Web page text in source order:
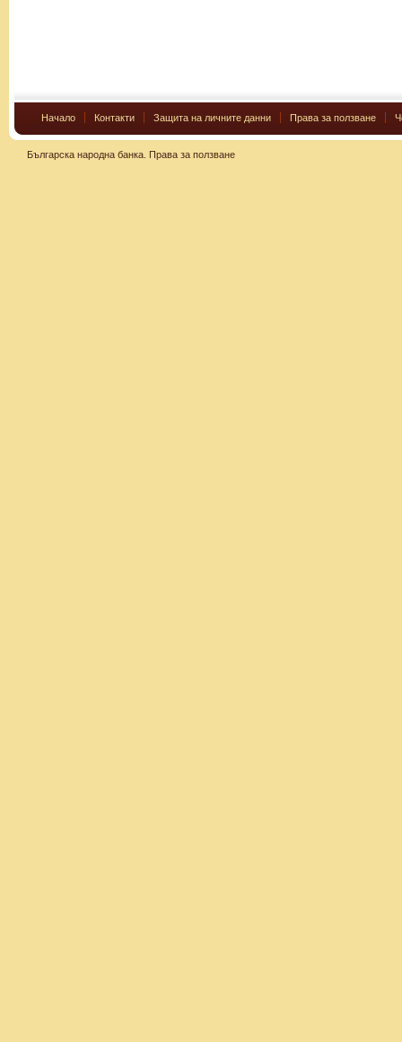
Начало Контакти Защита на личните данни Права за ползване
Българска народна банка. Права за ползване